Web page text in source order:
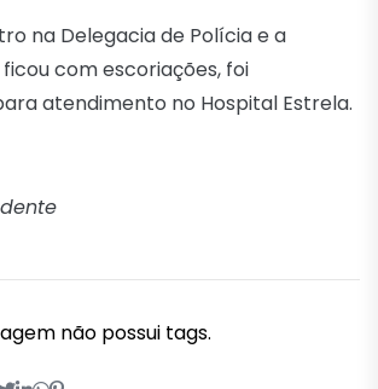
na Delegacia de Polícia e a
com escoriações, foi
atendimento no Hospital Estrela.
não possui tags.